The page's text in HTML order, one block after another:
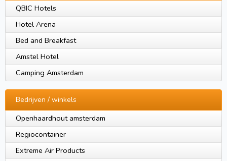
QBIC Hotels
Hotel Arena
Bed and Breakfast
Amstel Hotel
Camping Amsterdam
Bedrijven / winkels
Openhaardhout amsterdam
Regiocontainer
Extreme Air Products